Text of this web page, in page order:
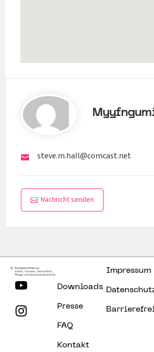
steve.m.hall@comcast.net
Nachricht senden
Downloads
Presse
FAQ
Kontakt
Impressum